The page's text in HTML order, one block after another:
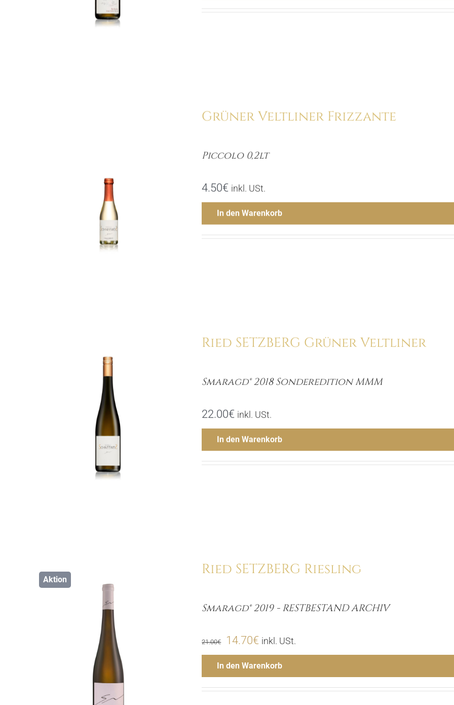
Grüner Veltliner Frizzante
Piccolo 0,2lt
4.50€ inkl. USt.
In den Warenkorb
Ried SETZBERG Grüner Veltliner
Smaragd® 2018 Sonderedition MMM
22.00€ inkl. USt.
In den Warenkorb
Aktion
Ried SETZBERG Riesling
Smaragd® 2019 - RESTBESTAND ARCHIV
21.00€
Ursprünglicher
Preis
war:
21.00€
14.70€ Aktueller
Preis
ist:
14.70€.
inkl. USt.
In den Warenkorb
Menge